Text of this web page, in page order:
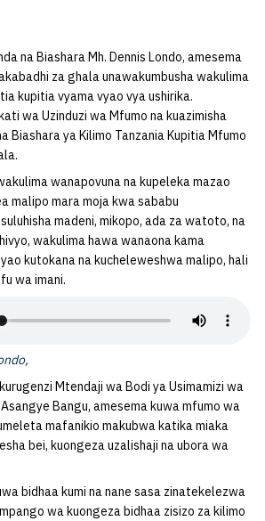
na Biashara Mh. Dennis Londo, amesema
za ghala unawakumbusha wakulima
kupitia vyama vyao vya ushirika.
wa Uzinduzi wa Mfumo na kuazimisha
Biashara ya Kilimo Tanzania Kupitia Mfumo
wanapovuna na kupeleka mazao
malipo mara moja kwa sababu
madeni, mikopo, ada za watoto, na
wakulima hawa wanaona kama
kutokana na kucheleweshwa malipo, hali
wa imani.
Mtendaji wa Bodi ya Usimamizi wa
Bangu, amesema kuwa mfumo wa
mafanikio makubwa katika miaka
bei, kuongeza uzalishaji na ubora wa
bidhaa kumi na nane sasa zinatekelezwa
wa kuongeza bidhaa zisizo za kilimo